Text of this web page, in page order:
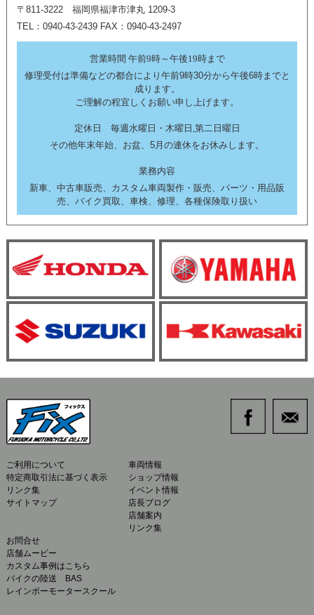
〒811-3222 福岡県福津市津丸 1209-3
TEL：0940-43-2439 FAX：0940-43-2497
営業時間 午前9時～午後19時まで
修理受付は準備などの都合により午前9時30分から午後6時までと
成ります。
ご理解の程宜しくお願い申し上げます。
定休日 毎週水曜日・木曜日,第二日曜日
その他年末年始、お盆、5月の連休をお休みします。
業務内容
新車、中古車販売、カスタム車両製作・販売、パーツ・用品販
売、バイク買取、車検、修理、各種保険取り扱い
ご利用について
特定商取引法に基づく表示
リンク集
サイトマップ
車両情報
ショップ情報
イベント情報
店長ブログ
店舗案内
リンク集
お問合せ
店舗ムービー
カスタム事例はこちら
バイクの陸送 BAS
レインボーモータースクール